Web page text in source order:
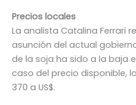
Precios locales
La analista Catalina Ferrari
asunción del actual
de la soja ha sido a la baja
caso del precio disponible,
370 a US$.